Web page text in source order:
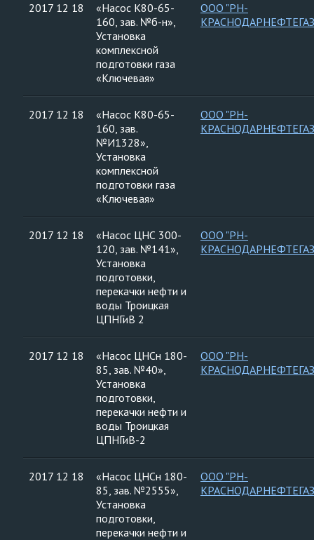
2017 12 18
«Насос К80-65-
160, зав. №б-н»,
Установка
комплексной
подготовки газа
«Ключевая»
ООО "РН-
2017 12 18
«Насос К80-65-
160, зав.
№И1328»,
Установка
комплексной
подготовки газа
«Ключевая»
ООО "РН-
2017 12 18
«Насос ЦНС 300-
120, зав. №141»,
Установка
подготовки,
перекачки нефти и
воды Троицкая
ЦПНГиВ 2
ООО "РН-
2017 12 18
«Насос ЦНСн 180-
85, зав. №40»,
Установка
подготовки,
перекачки нефти и
воды Троицкая
ЦПНГиВ-2
ООО "РН-
2017 12 18
«Насос ЦНСн 180-
85, зав. №2555»,
Установка
подготовки,
перекачки нефти и
ООО "РН-